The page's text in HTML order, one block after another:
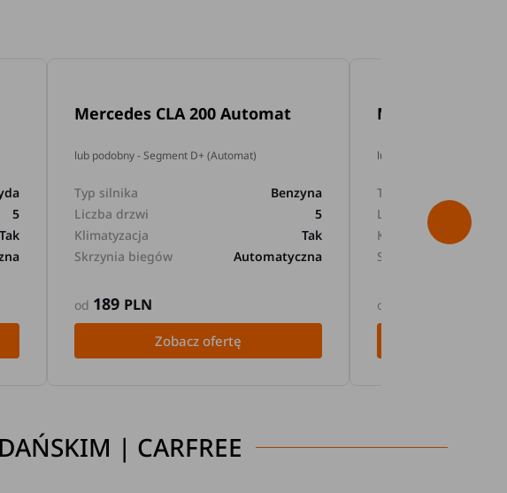
5
Tak
Mercedes CLA 200 Automat
lub podobny - Segment D+ (Automat)
Typ silnika
Benzyna
Liczba drzwi
5
Klimatyzacja
Tak
Skrzynia biegów
Automatyczna
od 189 PLN
Zobacz ofertę
Mercedes GLA
lub podobny - Segment
Typ silnika
Liczba drzwi
Klimatyzacja
Skrzynia biegów
od
| CARFREE